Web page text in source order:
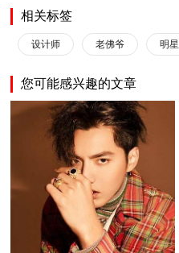
相关标签
设计师 老佛爷 明星
您可能感兴趣的文章